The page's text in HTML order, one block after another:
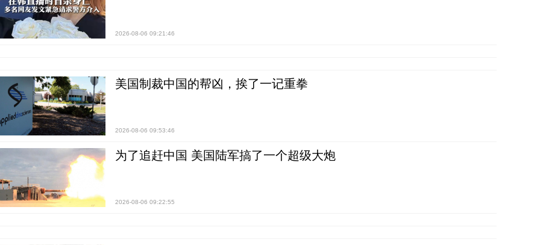
2026-08-06 09:21:46
美国制裁中国的帮凶，挨了一记重拳
2026-08-06 09:53:46
为了追赶中国 美国陆军搞了一个超级大炮
2026-08-06 09:22:55